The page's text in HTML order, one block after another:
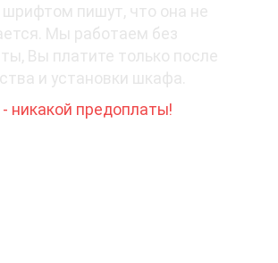
пишут, что она не
Мы работаем без
Вы платите только после
и установки шкафа.
- никакой предоплаты!